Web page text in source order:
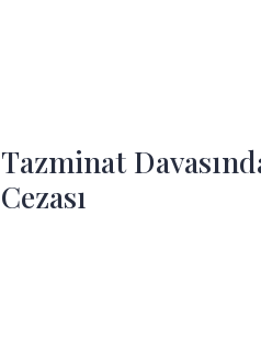
Tazminat
Cezası